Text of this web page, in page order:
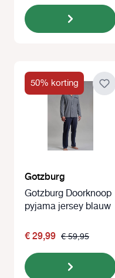
50% korting
Gotzburg
Gotzburg Doorknoop
pyjama jersey blauw
€ 29,99 € 59,95